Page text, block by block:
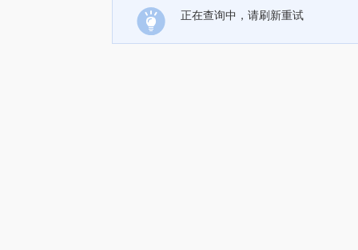
正在查询中，请刷新重试